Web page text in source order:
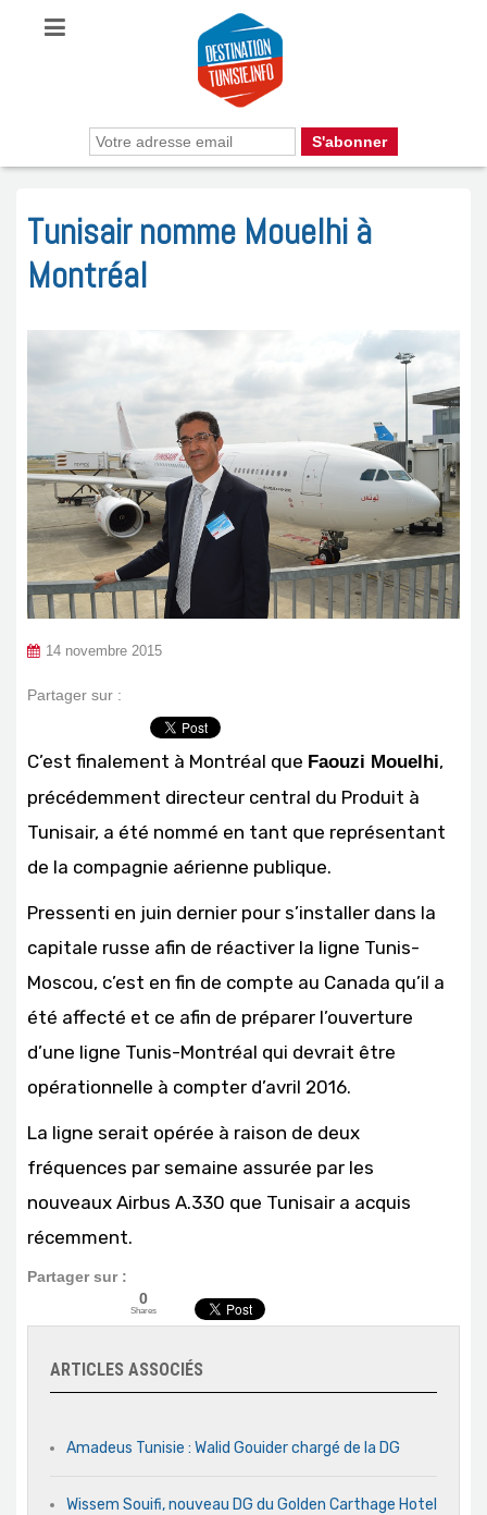
Tunisair nomme Mouelhi à
Montréal
14 novembre 2015
Partager sur :
C’est finalement à Montréal que Faouzi Mouelhi,
précédemment directeur central du Produit à
Tunisair, a été nommé en tant que représentant
de la compagnie aérienne publique.
Pressenti en juin dernier pour s’installer dans la
capitale russe afin de réactiver la ligne Tunis-
Moscou, c’est en fin de compte au Canada qu’il a
été affecté et ce afin de préparer l’ouverture
d’une ligne Tunis-Montréal qui devrait être
opérationnelle à compter d’avril 2016.
La ligne serait opérée à raison de deux
fréquences par semaine assurée par les
nouveaux Airbus A.330 que Tunisair a acquis
récemment.
Partager sur :
0
Shares
ARTICLES ASSOCIÉS
Amadeus Tunisie : Walid Gouider chargé de la DG
Wissem Souifi, nouveau DG du Golden Carthage Hotel